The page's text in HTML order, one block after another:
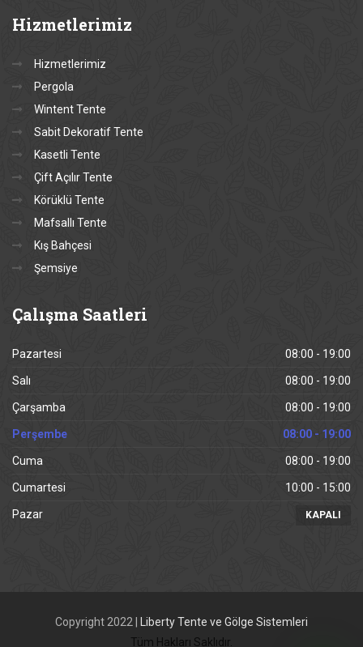
Hizmetlerimiz
Hizmetlerimiz
Pergola
Wintent Tente
Sabit Dekoratif Tente
Kasetli Tente
Çift Açılır Tente
Körüklü Tente
Mafsallı Tente
Kış Bahçesi
Şemsiye
Çalışma Saatleri
Pazartesi 08:00 - 19:00
Salı 08:00 - 19:00
Çarşamba 08:00 - 19:00
Perşembe 08:00 - 19:00
Cuma 08:00 - 19:00
Cumartesi 10:00 - 15:00
Pazar KAPALI
Copyright 2022 |
Liberty Tente ve Gölge Sistemleri
Tüm Hakları Saklıdır.